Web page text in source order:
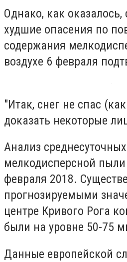
Однако, как оказалось,
худшие опасения по
содержания
воздухе 6 февраля
"Итак, снег не спас
доказать некоторые
Анализ
мелкодисперсной
февраля 2018.
прогнозируемыми
центре Кривого Рога
были на уровне 50-75
Данные европейской